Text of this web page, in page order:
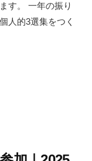
す。 一年の振り
人的3選集をつく